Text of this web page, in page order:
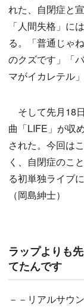
れた、自閉症と
「人間失格」に
る。「普通じゃ
のクズです」「
マがイカレテル」
そして先月18
曲「LIFE」が収
された。今回は
く、自閉症のこ
る初単独ライブ
（岡島紳士）
ラップよりも
てたんです
－－リアルサウ